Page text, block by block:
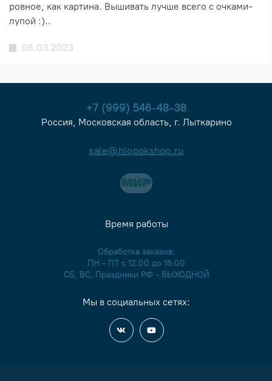
ровное, как картина. Вышивать лучше всего с очками-
лупой :)..
06.03.2023
+7 (999) 546-48-38
Россия, Московская область, г. Лыткарино
sale@hlopokshop.ru
Время работы
Обработка заказов:
ПН - ПТ с 12:00 до 16:00
СБ, ВС, Праздники РФ - ВЫХОДНОЙ
Мы в социальных сетях: